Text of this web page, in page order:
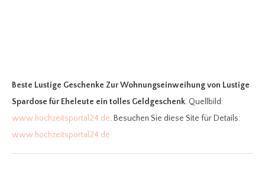
Beste Lustige Geschenke Zur Wohnungseinweihungvon Lustige
Spardose für Eheleute ein tolles Geldgeschenk. Quellbild:
www.hochzeitsportal24.de. Besuchen Sie diese Site für Details:
www.hochzeitsportal24.de